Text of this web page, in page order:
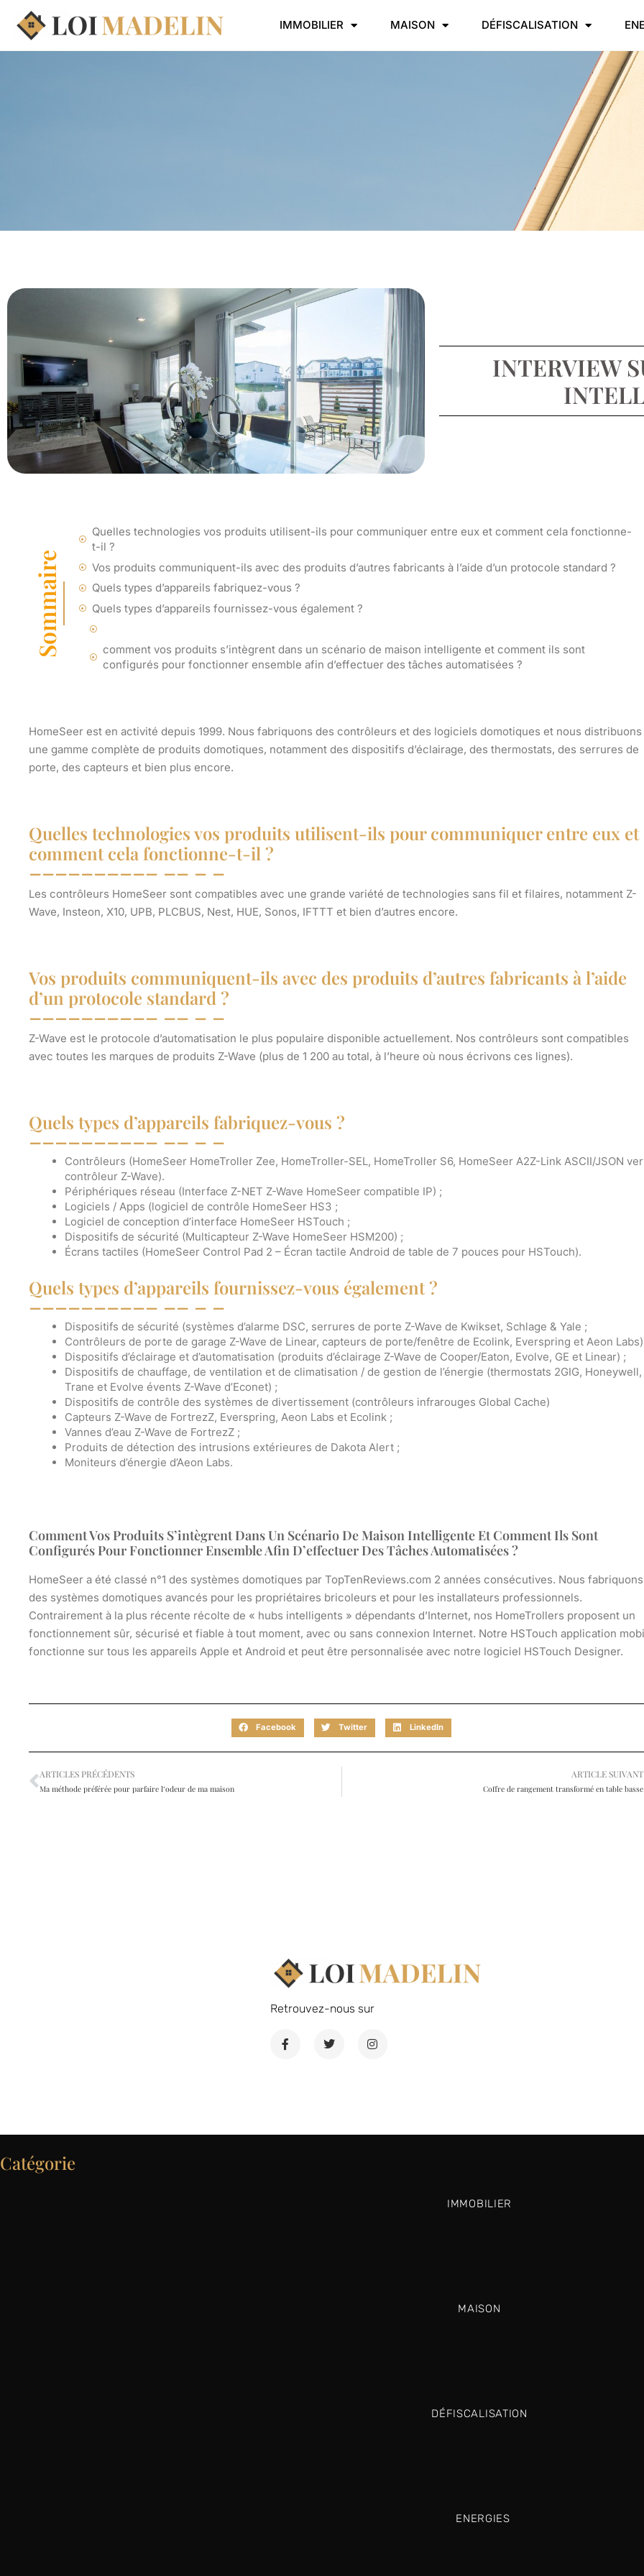
IMMOBILIER MAISON DÉFISCALISATION
INTERVIEW
Sommaire
Quelles technologies vos produits utilisent-ils pour communiquer entre eux et comment cela fonctionne-
t-il ?
Vos produits communiquent-ils avec des produits d’autres fabricants à l’aide d’un protocole standard ?
Quels types d’appareils fabriquez-vous ?
Quels types d’appareils fournissez-vous également ?
comment vos produits s’intègrent dans un scénario de maison intelligente et comment ils sont
configurés pour fonctionner ensemble afin d’effectuer des tâches automatisées ?
HomeSeer est en activité depuis 1999. Nous fabriquons des contrôleurs et des logiciels domotiques et nous distribuons
une gamme complète de produits domotiques, notamment des dispositifs d’éclairage, des thermostats, des serrures de
porte, des capteurs et bien plus encore.
Quelles technologies vos produits utilisent-ils pour communiquer entre eux et
comment cela fonctionne-t-il ?
Les contrôleurs HomeSeer sont compatibles avec une grande variété de technologies sans fil et filaires, notamment Z-
Wave, Insteon, X10, UPB, PLCBUS, Nest, HUE, Sonos, IFTTT et bien d’autres encore.
Vos produits communiquent-ils avec des produits d’autres fabricants à l’aide
d’un protocole standard ?
Z-Wave est le protocole d’automatisation le plus populaire disponible actuellement. Nos contrôleurs sont compatibles
avec toutes les marques de produits Z-Wave (plus de 1 200 au total, à l’heure où nous écrivons ces lignes).
Quels types d’appareils fabriquez-vous ?
Contrôleurs (HomeSeer HomeTroller Zee, HomeTroller-SEL, HomeTroller S6, HomeSeer A2Z-Link ASCII/JSON
contrôleur Z-Wave).
Périphériques réseau (Interface Z-NET Z-Wave HomeSeer compatible IP) ;
Logiciels / Apps (logiciel de contrôle HomeSeer HS3 ;
Logiciel de conception d’interface HomeSeer HSTouch ;
Dispositifs de sécurité (Multicapteur Z-Wave HomeSeer HSM200) ;
Écrans tactiles (HomeSeer Control Pad 2 – Écran tactile Android de table de 7 pouces pour HSTouch).
Quels types d’appareils fournissez-vous également ?
Dispositifs de sécurité (systèmes d’alarme DSC, serrures de porte Z-Wave de Kwikset, Schlage & Yale ;
Contrôleurs de porte de garage Z-Wave de Linear, capteurs de porte/fenêtre de Ecolink, Everspring et Aeon
Dispositifs d’éclairage et d’automatisation (produits d’éclairage Z-Wave de Cooper/Eaton, Evolve, GE et Linear) ;
Dispositifs de chauffage, de ventilation et de climatisation / de gestion de l’énergie (thermostats 2GIG, Honeywell,
Trane et Evolve évents Z-Wave d’Econet) ;
Dispositifs de contrôle des systèmes de divertissement (contrôleurs infrarouges Global Cache)
Capteurs Z-Wave de FortrezZ, Everspring, Aeon Labs et Ecolink ;
Vannes d’eau Z-Wave de FortrezZ ;
Produits de détection des intrusions extérieures de Dakota Alert ;
Moniteurs d’énergie d’Aeon Labs.
Comment Vos Produits S’intègrent Dans Un Scénario De Maison Intelligente Et Comment Ils Sont
Configurés Pour Fonctionner Ensemble Afin D’effectuer Des Tâches Automatisées ?
HomeSeer a été classé n°1 des systèmes domotiques par TopTenReviews.com 2 années consécutives. Nous fabriquons
des systèmes domotiques avancés pour les propriétaires bricoleurs et pour les installateurs professionnels.
Contrairement à la plus récente récolte de « hubs intelligents » dépendants d’Internet, nos HomeTrollers proposent un
fonctionnement sûr, sécurisé et fiable à tout moment, avec ou sans connexion Internet. Notre HSTouch application
fonctionne sur tous les appareils Apple et Android et peut être personnalisée avec notre logiciel HSTouch Designer.
Facebook Twitter LinkedIn
ARTICLES PRÉCÉDENTS
Ma méthode préférée pour parfaire l’odeur de ma maison
ARTICLE SUIVANT
Coffre de rangement transformé en table basse
Retrouvez-nous sur
Catégorie
IMMOBILIER
MAISON
DÉFISCALISATION
ENERGIES